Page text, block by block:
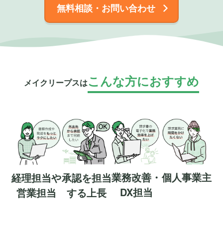
無料相談・お問い合わせ
メイクリープスはこんな方におすすめ
経理担当や
営業担当
承認を担当
する上長
業務改善・
DX担当
個人事業主